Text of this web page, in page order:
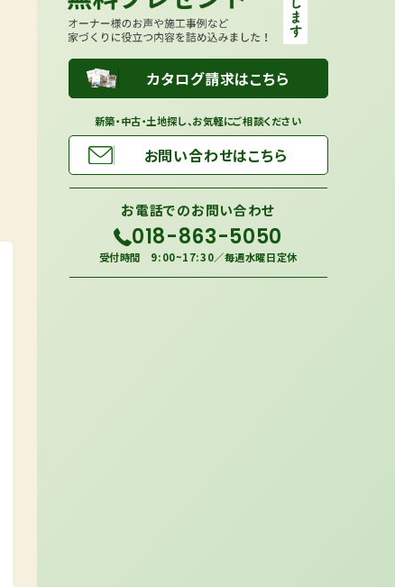
カタログ請求はこちら
新築・中古・土地探し、お気軽にご相談ください
お問い合わせはこちら
お電話でのお問い合わせ
018-863-5050
受付時間 9:00~17:30／毎週水曜日定休